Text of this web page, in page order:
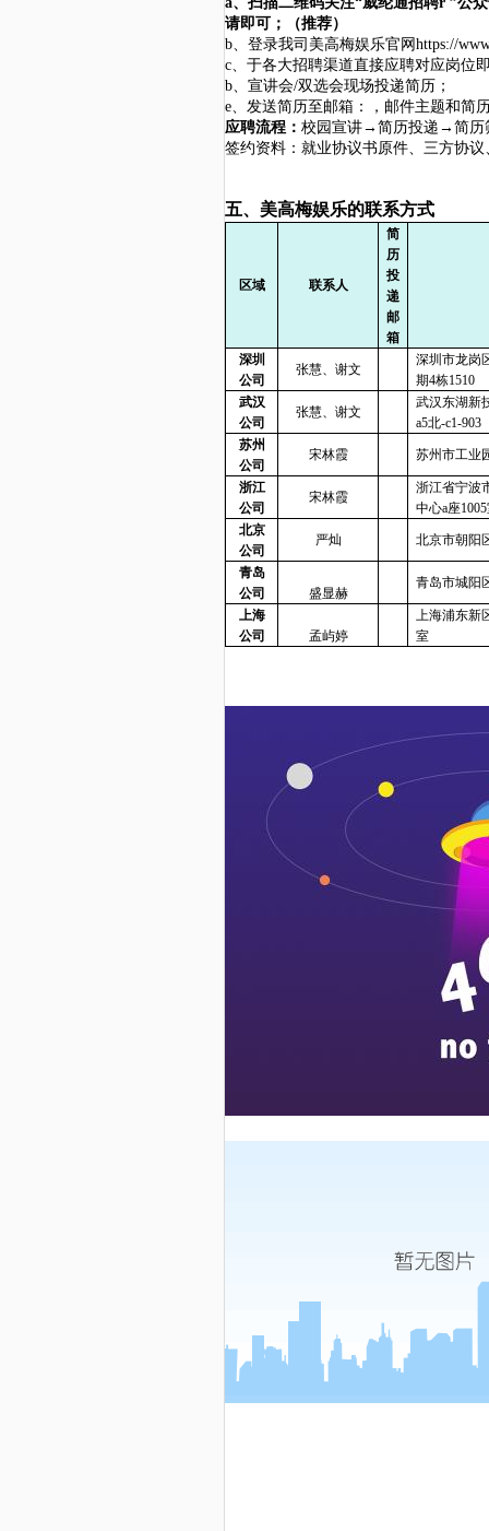
请即可；（推荐）
b、登录我司美高梅娱乐官网https://
c、于各大招聘渠道直接应聘对应岗位
b、宣讲会/双选会现场投递简历；
e、发送简历至邮箱：，邮件主题和简
应聘流程： 校园宣讲→简历投递→简
签约资料：就业协议书原件、三方协
五、美高梅娱乐的联系方式
区域 联系人
简
历
投
递
邮
箱
深圳
公司
张慧、谢文
深圳市龙岗
期4栋1510
武汉
公司
张慧、谢文
武汉东湖新
a5北-c1-903
苏州
公司
宋林霞 苏州市工业
浙江
公司
宋林霞
浙江省宁波
中心a座
北京
公司
严灿 北京市朝阳
青岛
公司
盛显赫
青岛市城阳
上海
公司
孟屿婷
上海浦东新
室